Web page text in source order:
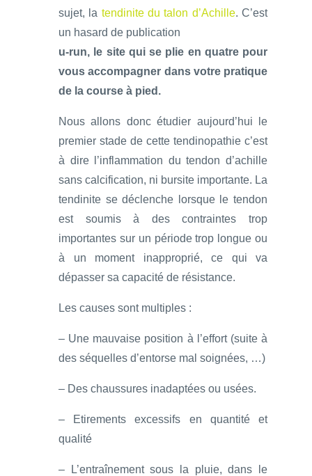
sujet, la tendinite du talon d’Achille. C’est
un hasard de publication
u-run, le site qui se plie en quatre pour
vous accompagner dans votre pratique
de la course à pied.
Nous allons donc étudier aujourd’hui le
premier stade de cette tendinopathie c’est
à dire l’inflammation du tendon d’achille
sans calcification, ni bursite importante. La
tendinite se déclenche lorsque le tendon
est soumis à des contraintes trop
importantes sur un période trop longue ou
à un moment inapproprié, ce qui va
dépasser sa capacité de résistance.
Les causes sont multiples :
– Une mauvaise position à l’effort (suite à
des séquelles d’entorse mal soignées, …)
– Des chaussures inadaptées ou usées.
– Etirements excessifs en quantité et
qualité
– L’entraînement sous la pluie, dans le